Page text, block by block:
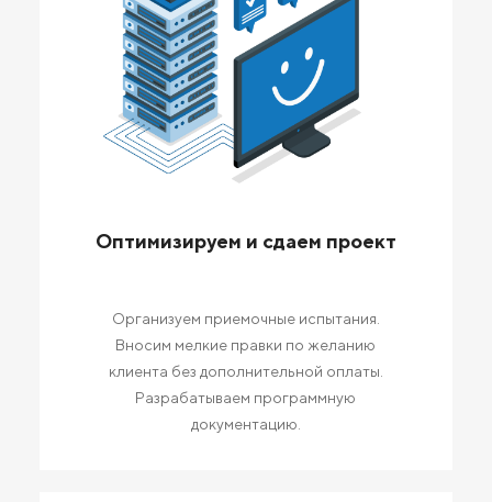
Оптимизируем и сдаем проект
Организуем приемочные испытания.
Вносим мелкие правки по желанию
клиента без дополнительной оплаты.
Разрабатываем программную
документацию.